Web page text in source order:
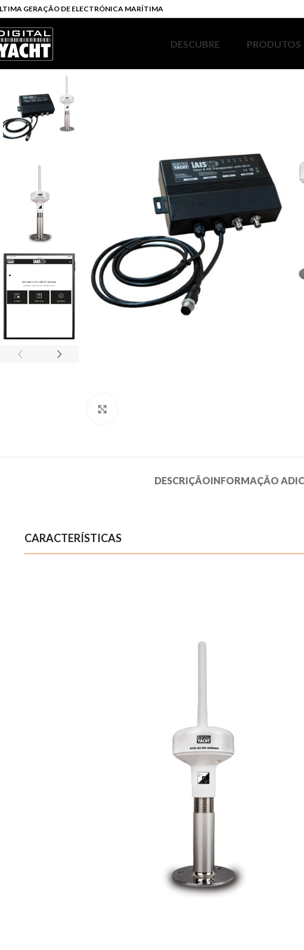
GERAÇÃO DE ELECTRÓNICA MARÍTIMA
DESCUBRE PRODUTOS
DESCRIÇÃOINFORMAÇÃO
CARACTERÍSTICAS